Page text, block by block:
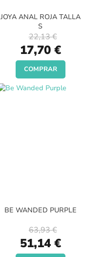
JOYA ANAL ROJA TALLA
S
Special
Price
17,70 €
22,13 €
COMPRAR
BE WANDED PURPLE
Special
Price
51,14 €
63,93 €